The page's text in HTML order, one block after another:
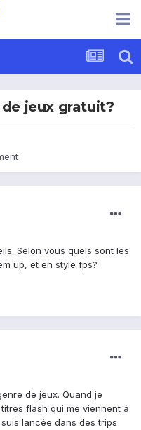
jeux gratuit?
Selon vous quels sont les
up, et en style fps?
de jeux. Quand je
flash qui me viennent à
lancée dans des trips